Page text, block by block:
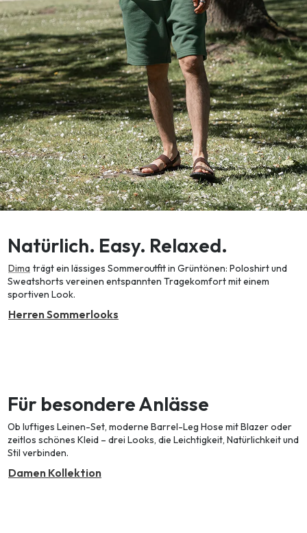
Natürlich. Easy. Relaxed.
Dima trägt ein lässiges Sommeroutfit in Grüntönen: Poloshirt und
Sweatshorts vereinen entspannten Tragekomfort mit einem
sportiven Look.
Herren Sommerlooks
Für besondere Anlässe
Ob luftiges Leinen-Set, moderne Barrel-Leg Hose mit Blazer oder
zeitlos schönes Kleid – drei Looks, die Leichtigkeit, Natürlichkeit und
Stil verbinden.
Damen Kollektion